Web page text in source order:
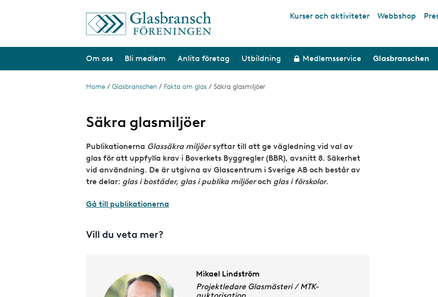
m
Top links
Kurser och aktiviteter Webbshop
Om oss Bli medlem Anlita företag Utbildning Medlemsservice Glasbranschen
B
e
d
c
r
m
Home / Glasbranschen / Fakta om glas / Säkra glasmiljöer
Säkra glasmiljöer
Publikationerna Glassäkra miljöersyftar till att ge vägledning vid val av
glas för att uppfylla krav i Boverkets Byggregler (BBR), avsnitt 8. Säkerhet
vid användning. De är utgivna av Glascentrum i Sverige AB och består av
tre delar: glas i bostäder, glas i publika miljöeroch glas i förskolor.
Gå till publikationerna
Vill du veta mer?
Mikael Lindström
Projektledare Glasmästeri / MTK-